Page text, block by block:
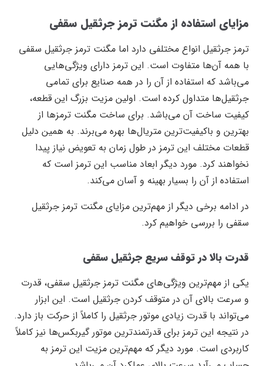
مزایای استفاده از مگنت ترمز جرثقیل سقفی
ترمز جرثقیل انواع مختلفی دارد اما مگنت ترمز جرثقیل سقفی
با همه آن‌ها متفاوت است. این ترمز دارای ویژگی‌هایی
می‌باشد که استفاده از آن را در همه صنایع برای تمامی
جرثقیل‌ها متداول کرده است. اولین مزیت بزرگ این قطعه،
کیفیت ساخت آن می‌باشد. برای ساخت مگنت ترمز‌ها از
بهترین و باکیفیت‌ترین متریال‌ها بهره می‌برند. به همین دلیل
قطعات مختلف این ترمز در طول زمان به تعویض نیاز پیدا
نخواهند کرد. مورد دیگر ابعاد مناسب این ترمز است که
استفاده از آن را بسیار بهینه و آسان می‌کند.
در ادامه برخی دیگر از مهم‌ترین مزایای مگنت ترمز جرثقیل
سقفی را بررسی خواهیم کرد.
قدرت بالا در توقف سریع جرثقیل سقفی
یکی از مهم‌ترین ویژگی‌های مگنت ترمز جرثقیل سقفی، قدرت
و سرعت بالای آن در متوقف کردن جرثقیل است. این ابزار
می‌تواند با قدرت زیادی موتور جرثقیل را کاملاً از حرکت باز دارد.
در نتیجه این ترمز برای قدرتمندترین موتور گیربکس‌ها نیز کاملاً
کاربردی است. مورد دیگر که مهم‌ترین مزیت این ترمز به